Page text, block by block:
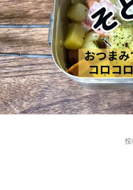
投